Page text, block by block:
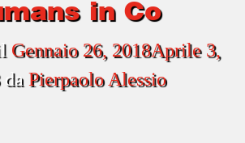
in Co
Gennaio 26, 2018Aprile 3,
da Pierpaolo Alessio